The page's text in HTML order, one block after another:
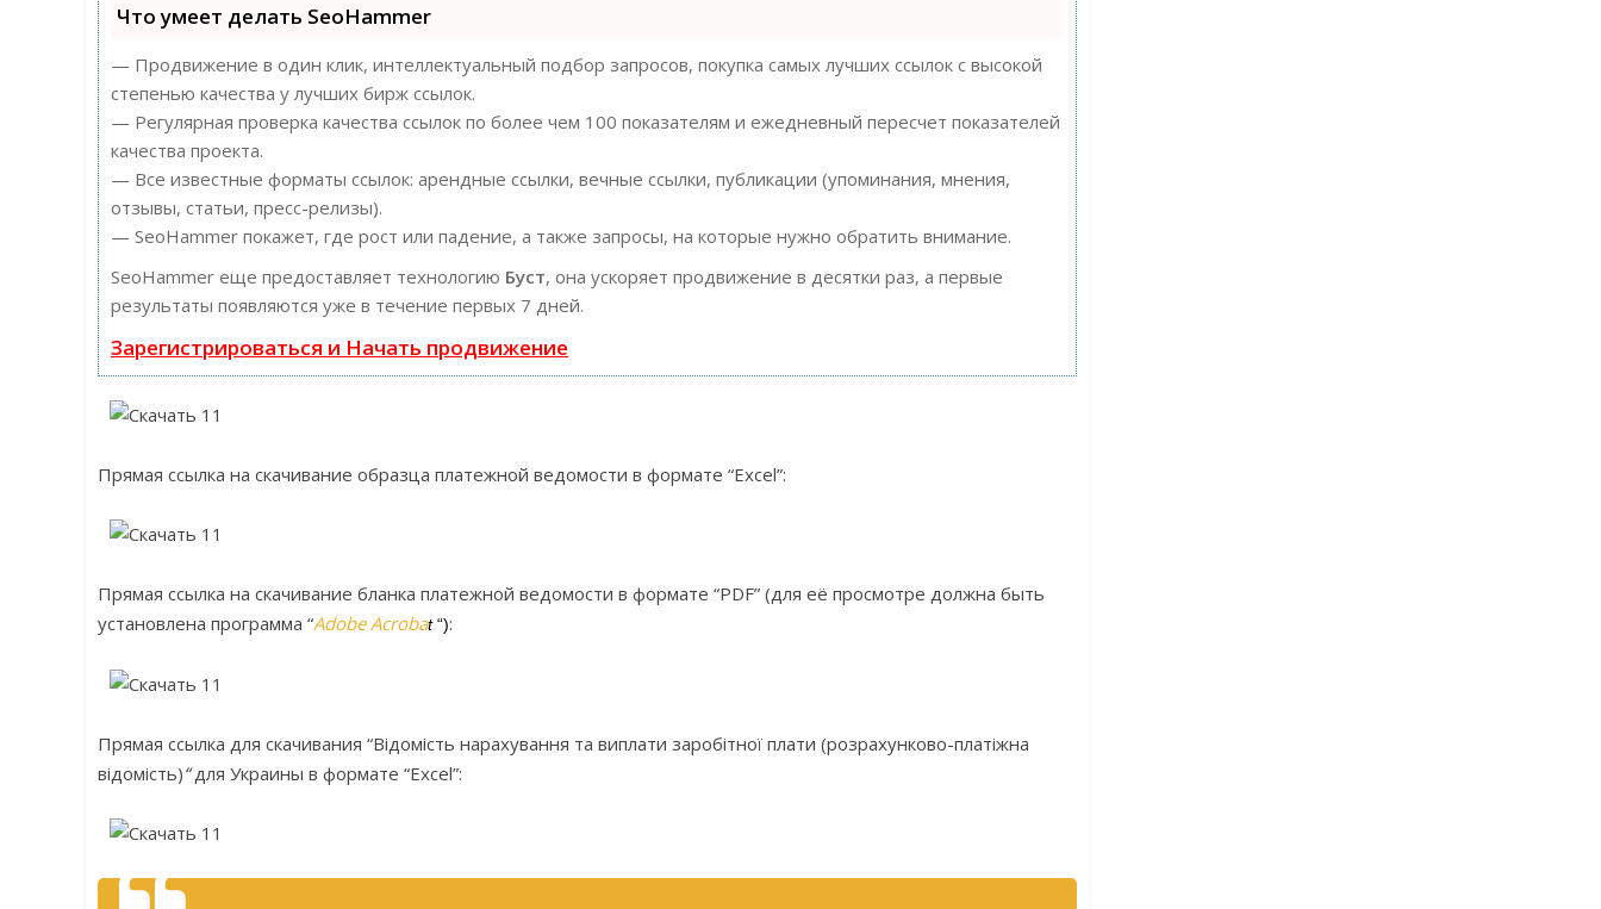
Что умеет делать SeoHammer
— Продвижение в один клик, интеллектуальный подбор запросов, покупка самых лучших ссылок с высокой
степенью качества у лучших бирж ссылок.
— Регулярная проверка качества ссылок по более чем 100 показателям и ежедневный пересчет показателей
качества проекта.
— Все известные форматы ссылок: арендные ссылки, вечные ссылки, публикации (упоминания, мнения,
отзывы, статьи, пресс-релизы).
— SeoHammer покажет, где рост или падение, а также запросы, на которые нужно обратить внимание.
SeoHammer еще предоставляет технологию Буст, она ускоряет продвижение в десятки раз, а первые
результаты появляются уже в течение первых 7 дней.
Зарегистрироваться и Начать продвижение
Прямая ссылка на скачивание образца платежной ведомости в формате “Excel”:
Прямая ссылка на скачивание бланка платежной ведомости в формате “PDF” (для её просмотре должна быть
установлена программа “Adobe Acrobat “):
Прямая ссылка для скачивания “Відомість нарахування та виплати заробітної плати (розрахунково-платіжна
відомість)“для Украины в формате “Excel”: